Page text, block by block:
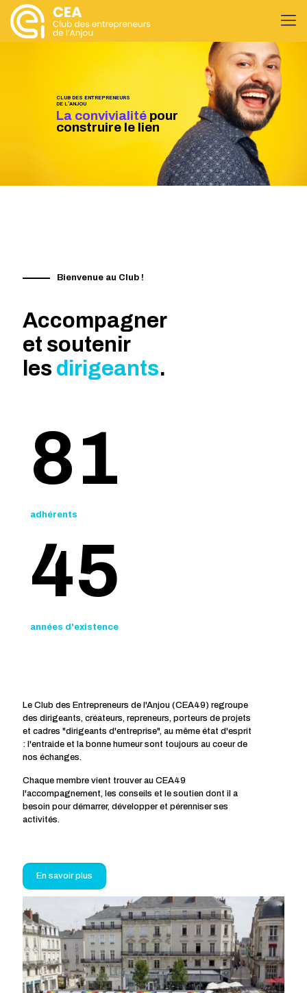
La convivialité pour
construire le lien
CLUB DES ENTREPRENEURS
DE L’ANJOU
Bienvenue au Club !
Accompagner
et soutenir
les dirigeants.
81
adhérents
45
années d'existence
Le Club des Entrepreneurs de l'Anjou (CEA49) regroupe
des dirigeants, créateurs, repreneurs, porteurs de projets
et cadres "dirigeants d'entreprise", au même état d'esprit
: l'entraide et la bonne humeur sont toujours au coeur de
nos échanges.
Chaque membre vient trouver au CEA49
l'accompagnement, les conseils et le soutien dont il a
besoin pour démarrer, développer et pérenniser ses
activités.
En savoir plus